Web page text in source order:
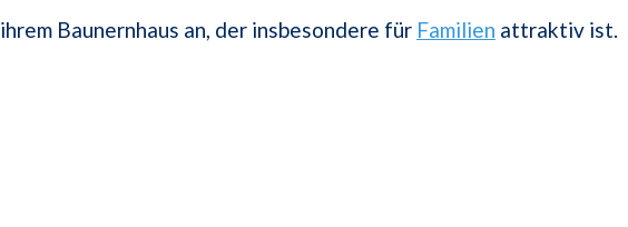
ihrem Baunernhaus an, der insbesondere für Familien attraktiv ist.